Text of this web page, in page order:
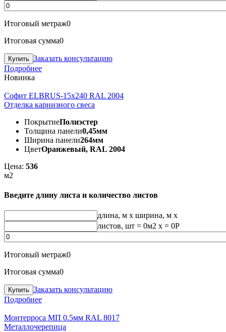
Итоговый метраж0
Итоговая сумма0
Заказать консультацию
Подробнее
Новинка
Софит ELBRUS-15х240 RAL 2004
Отделка карнизного свеса
ПокрытиеПолиэстер
Толщина панели0,45мм
Ширина панели264мм
ЦветОранжевый, RAL 2004
Цена: 536
м2
Введите длину листа и количество листов
длина, м x ширина, м x
листов, шт = 0м2 x = 0Р
Итоговый метраж0
Итоговая сумма0
Заказать консультацию
Подробнее
Монтерроса МП 0.5мм RAL 8017
Металлочерепица